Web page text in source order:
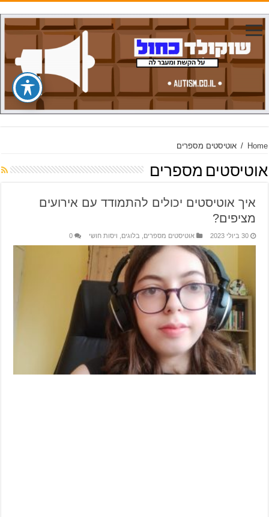
Home
/ אוטיסטים מספרים
אוטיסטים מספרים
איך אוטיסטים יכולים להתמודד עם אירועים
מציפים?
30 ביולי 2023 אוטיסטים מספרים בלוגים ויסות חושי 0